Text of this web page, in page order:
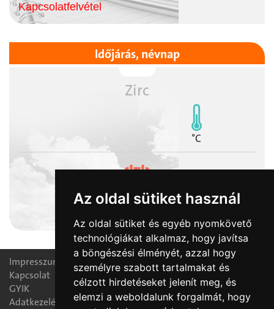
Az oldal sütiket használ
Az oldal sütiket és egyéb nyomkövető
technológiákat alkalmaz, hogy javítsa
a böngészési élményét, azzal hogy
személyre szabott tartalmakat és
célzott hirdetéseket jelenít meg, és
elemzi a weboldalunk forgalmát, hogy
Kapcsolatfelvétel
Időjárás, névnap
Zirc
°C
2026-08-08
Impresszum
Kapcsolat
GYIK
Adatkezelési nyilatkozat